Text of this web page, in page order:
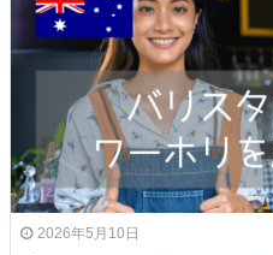
2026年5月10日